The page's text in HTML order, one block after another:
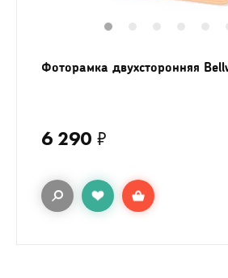
Фоторамка двухсторонняя
6 290 ₽